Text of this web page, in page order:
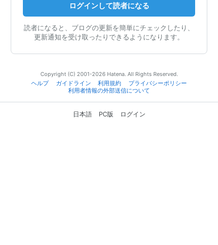
ログインして読者になる
読者になると、ブログの更新を簡単にチェックしたり、
更新通知を受け取ったりできるようになります。
Copyright (C) 2001-2026 Hatena. All Rights Reserved.
ヘルプ
ガイドライン 利用規約
プライバシーポリシー
利用者情報の外部送信について
日本語 PC版 ログイン